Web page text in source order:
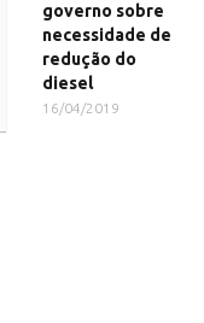
governo sobre
necessidade de
redução do
diesel
16/04/2019